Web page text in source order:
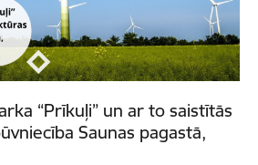
“Prīkuļi” un ar to saistītās
Saunas pagastā,